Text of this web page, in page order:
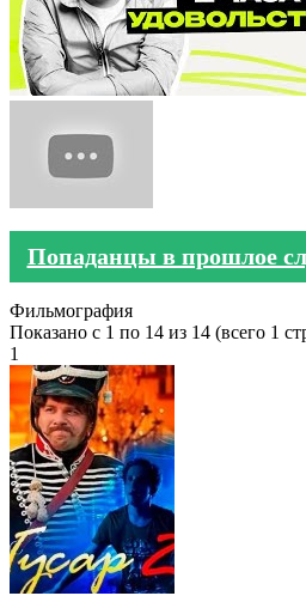
Попаданцы в прошлое
Фильмография
Показано с 1 по 14 из 14 (всего 1
1